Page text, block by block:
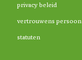
privacy beleid
vertrouwens persoon
statuten